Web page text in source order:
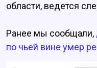
области, ведется
Ранее мы сообщали,
по чьей вине умер